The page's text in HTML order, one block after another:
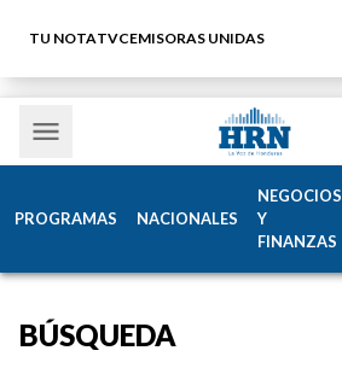
TU NOTATVCEMISORAS UNIDAS
PROGRAMAS NACIONALES
NEGOCIOS
Y
FINANZAS
BÚSQUEDA